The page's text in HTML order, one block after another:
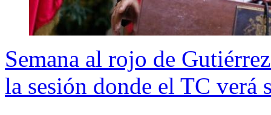
Semana al rojo de
la sesión donde el TC verá